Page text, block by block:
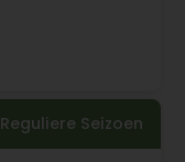
Reguliere Seizoen